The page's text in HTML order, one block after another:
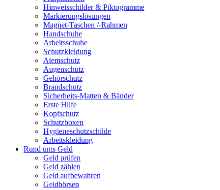
Hinweisschilder & Piktogramme
Markierungslösungen
Magnet-Taschen /-Rahmen
Handschuhe
Arbeitsschuhe
Schutzkleidung
Atemschutz
Augenschutz
Gehörschutz
Brandschutz
Sicherheits-Matten & Bänder
Erste Hilfe
Kopfschutz
Schutzboxen
Hygieneschutzschilde
Arbeitskleidung
Rund ums Geld
Geld prüfen
Geld zählen
Geld aufbewahren
Geldbörsen